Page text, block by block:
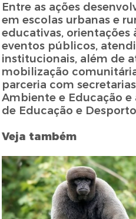
Entre as ações
em escolas urbanas e
educativas,
eventos públicos,
institucionais, além de
mobilização
parceria com
Ambiente e Educação e
de Educação e
Veja também